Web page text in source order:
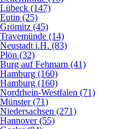
Lübeck (147)
Eutin (25)
Grömitz (45)
Travemünde (14)
Neustadt i.H. (83)
Plön (32)
Burg auf Fehmarn (41)
Hamburg (160)
Hamburg (160)
Nordrhein-Westfalen (71)
Münster (71)
Niedersachsen (271)
Hannover (55)